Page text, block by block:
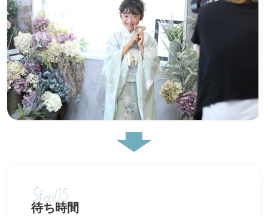
Step05
待ち時間